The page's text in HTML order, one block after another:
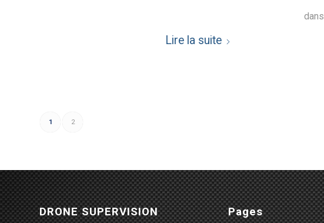
dans
Lire la suite
1 2
DRONE SUPERVISION Pages